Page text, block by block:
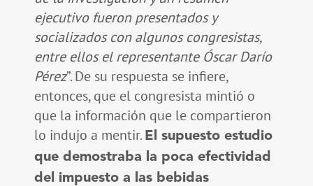
ejecutivo fueron presentados y
socializados con algunos congresistas,
entre ellos el representante Óscar Darío
Pérez”. De su respuesta se infiere,
entonces, que el congresista mintió o
que la información que le compartieron
lo indujo a mentir. El supuesto estudio
que demostraba la poca efectividad
del impuesto a las bebidas